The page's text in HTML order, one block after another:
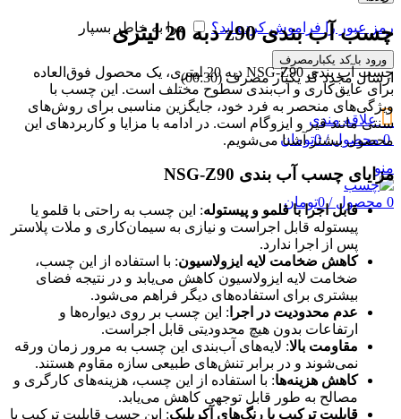
رمز عبور را فراموش کرده اید؟ مرا به خاطر بسپار
ورود با کد یکبارمصرف
ارسال مجدد کد یکبار مصرف (00:
30
)
علاقه مندی
0 محصول /
0تومان
منو
0 محصول /
0تومان
چسب آب بندی z90 دبه 20 لیتری
چسب آب بندی NSG-Z90 دبه 20 لیتری، یک محصول فوق‌العاده
برای عایق‌کاری و آب‌بندی سطوح مختلف است. این چسب با
ویژگی‌های منحصر به فرد خود، جایگزین مناسبی برای روش‌های
سنتی مانند قیر و ایزوگام است. در ادامه با مزایا و کاربردهای این
محصول بیشتر آشنا می‌شویم.
مزایای چسب آب بندی NSG-Z90
قابل اجرا با قلمو و پیستوله: این چسب به راحتی با قلمو یا
پیستوله قابل اجراست و نیازی به سیمان‌کاری و ملات پلاستر
پس از اجرا ندارد.
کاهش ضخامت لایه ایزولاسیون: با استفاده از این چسب،
ضخامت لایه ایزولاسیون کاهش می‌یابد و در نتیجه فضای
بیشتری برای استفاده‌های دیگر فراهم می‌شود.
عدم محدودیت در اجرا : این چسب بر روی دیواره‌ها و
ارتفاعات بدون هیچ محدودیتی قابل اجراست.
مقاومت بالا: لایه‌های آب‌بندی این چسب به مرور زمان ورقه
نمی‌شوند و در برابر تنش‌های طبیعی سازه مقاوم هستند.
کاهش هزینه‌ها: با استفاده از این چسب، هزینه‌های کارگری و
مصالح به طور قابل توجهی کاهش می‌یابد.
قابلیت ترکیب با رنگ‌های آکریلیک: این چسب قابلیت ترکیب با